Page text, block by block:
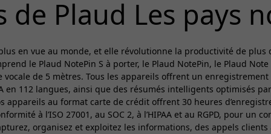
de Plaud Les pays
en vue au monde, et elle révolutionne la productivité de
le Plaud NotePin S à porter, le Plaud NotePin, le Plaud
vocale de 5 mètres. Tous les appareils offrent un
112 langues, ainsi que des résumés intelligents optimisés par
appareils au format carte de crédit offrent 30 heures
à l’ISO 27001, au SOC 2, à l’HIPAA et au RGPD, pour un
organisez et exploitez les informations, des appels